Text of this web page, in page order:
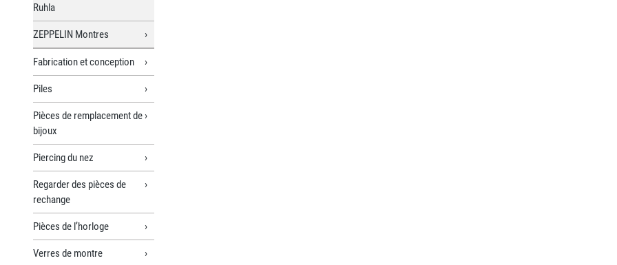
Ruhla
ZEPPELIN Montres
Fabrication et conception
Piles
Pièces de remplacement de
bijoux
Piercing du nez
Regarder des pièces de
rechange
Pièces de l’horloge
Verres de montre